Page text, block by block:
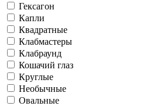
Гексагон
Капли
Квадратные
Клабмастеры
Клабраунд
Кошачий глаз
Круглые
Необычные
Овальные